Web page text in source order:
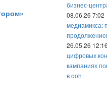
бизнес-
08.06.26 7:02
медиамикса:
26.05.26 12:16
цифровых
кампаниях
в ooh